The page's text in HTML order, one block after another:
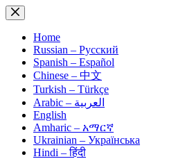
Skip
to
contentHome
Russian – Русский
Spanish – Español
Chinese – 中文
Turkish – Türkçe
Arabic – العربية
English
Amharic – አማርኛ
Ukrainian – Українська
Hindi – हिंदी